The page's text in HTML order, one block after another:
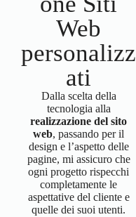
Web
personalizz
ati
Dalla scelta della
tecnologia alla
realizzazione del sito
web, passando per il
design e l’aspetto delle
pagine, mi assicuro che
ogni progetto rispecchi
completamente le
aspettative del cliente e
quelle dei suoi utenti.